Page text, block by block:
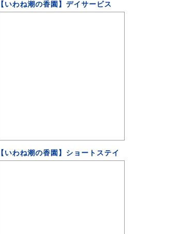
【いわね潮の香園】デイサービス
【いわね潮の香園】ショートステイ